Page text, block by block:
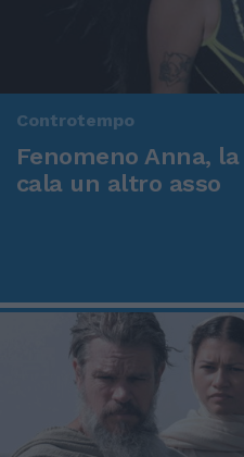
Controtempo
Fenomeno Anna,
cala un altro asso